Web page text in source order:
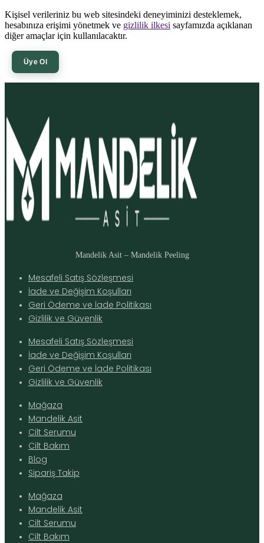
Kişisel verileriniz bu web sitesindeki deneyiminizi desteklemek,
hesabınıza erişimi yönetmek ve gizlilik ilkesi sayfamızda açıklanan
diğer amaçlar için kullanılacaktır.
Üye Ol
Mandelik Asit – Mandelik Peeling
Mesafeli Satış Sözleşmesi
İade ve Değişim Koşulları
Geri Ödeme ve İade Politikası
Gizlilik ve Güvenlik
Mesafeli Satış Sözleşmesi
İade ve Değişim Koşulları
Geri Ödeme ve İade Politikası
Gizlilik ve Güvenlik
Mağaza
Mandelik Asit
Cilt Serumu
Cilt Bakım
Blog
Sipariş Takip
Mağaza
Mandelik Asit
Cilt Serumu
Cilt Bakım